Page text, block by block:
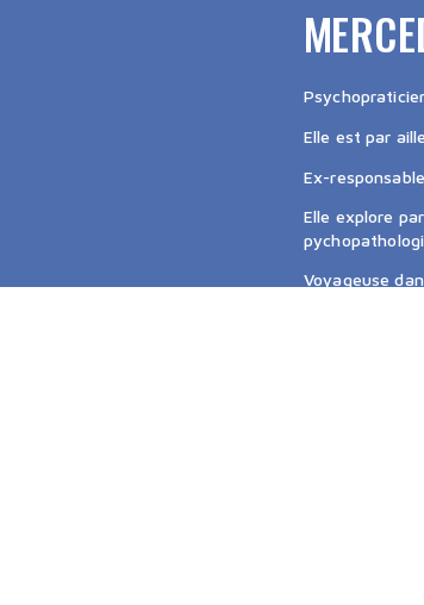
Elle est par
Ex-
Elle explore
Voyageuse